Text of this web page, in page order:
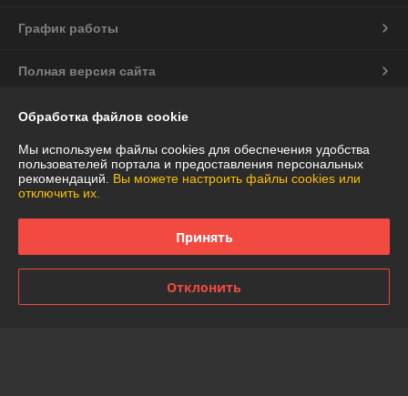
График работы
Полная версия сайта
Политика обработки cookies
Сайт создан на платформе Deal.by
Информация для покупателя
Обработка файлов cookie
Мы используем файлы cookies для обеспечения удобства
пользователей портала и предоставления персональных
рекомендаций. Вы можете настроить файлы cookies или
отключить их.
Принять
Отклонить